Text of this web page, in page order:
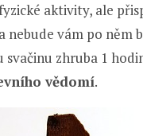
aktivity, ale
vám po něm
svačinu zhruba 1
vědomí.